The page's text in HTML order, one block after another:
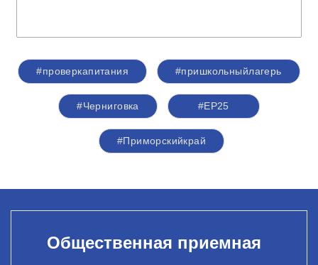
#проверкапитания #пришкольныйлагерь
#Черниговка #ЕР25
#Приморскийкрай
Общественная приемная